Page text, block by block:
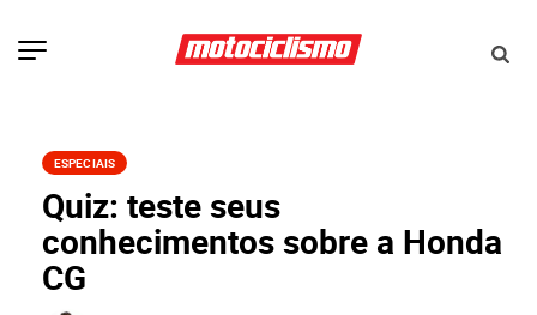
ESPECIAIS
Quiz: teste seus
conhecimentos sobre a Honda
CG